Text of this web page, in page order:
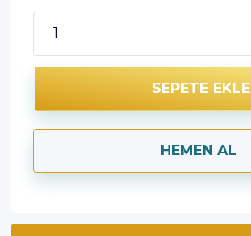
SEPETE EKLE
HEMEN AL